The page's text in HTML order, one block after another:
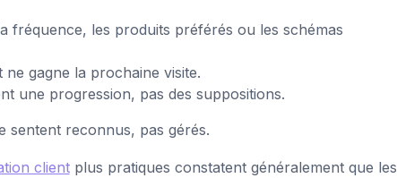
fréquence, les produits préférés ou les schémas
gagne la prochaine visite.
une progression, pas des suppositions.
sentent reconnus, pas gérés.
clientplus pratiques constatent généralement que les